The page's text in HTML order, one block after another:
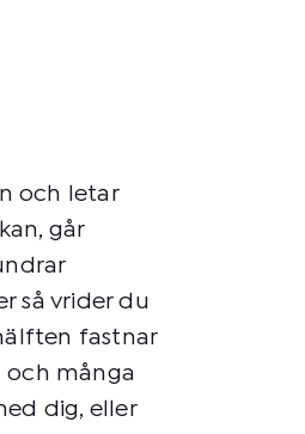
och letar
går
så vrider du
fastnar
och många
dig, eller